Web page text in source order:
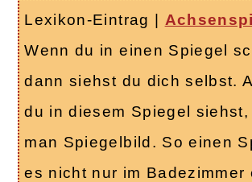
Lexikon-Eintrag |
Wenn du in einen Spiegel
dann siehst du dich selbst.
du in diesem Spiegel siehst,
man Spiegelbild. So einen
es nicht nur im Badezimmer